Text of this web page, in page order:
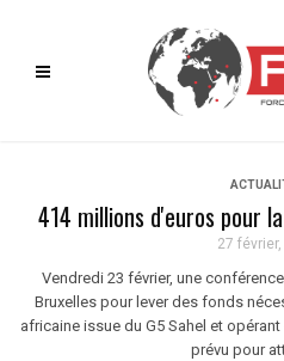
414 millions d'euros pour
27
Vendredi 23 février, une
Bruxelles pour lever des fonds
africaine issue du G5 Sahel et
prévu pour